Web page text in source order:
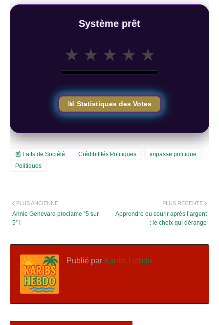
Système prêt
★ ★ ★ ★ ★
📊 Statistiques des Votes
📰 Faits de Société Crédibilités Politiques
impasse politique
Politiques
PLUS RÉCENTE
Apprendre ou courir après l’argent
: le choix qui dérange
PLUS ANCIENNE
Annie Genevard proclame “5 sur
5” !
Publié par Karibs Hebdo